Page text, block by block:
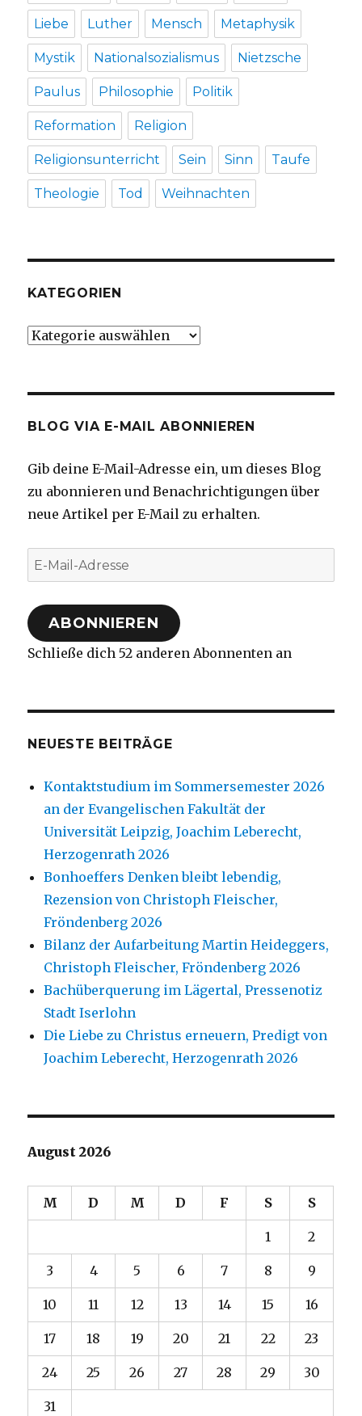
Liebe Luther Mensch Metaphysik
Mystik Nationalsozialismus Nietzsche
Paulus Philosophie Politik
Reformation Religion
Religionsunterricht Sein Sinn Taufe
Theologie Tod Weihnachten
KATEGORIEN
Kategorien
BLOG VIA E-MAIL ABONNIEREN
Gib deine E-Mail-Adresse ein, um dieses Blog
zu abonnieren und Benachrichtigungen über
neue Artikel per E-Mail zu erhalten.
E-
Mail-
Adresse
ABONNIEREN
Schließe dich 52 anderen Abonnenten an
NEUESTE BEITRÄGE
Kontaktstudium im Sommersemester 2026
an der Evangelischen Fakultät der
Universität Leipzig, Joachim Leberecht,
Herzogenrath 2026
Bonhoeffers Denken bleibt lebendig,
Rezension von Christoph Fleischer,
Fröndenberg 2026
Bilanz der Aufarbeitung Martin Heideggers,
Christoph Fleischer, Fröndenberg 2026
Bachüberquerung im Lägertal, Pressenotiz
Stadt Iserlohn
Die Liebe zu Christus erneuern, Predigt von
Joachim Leberecht, Herzogenrath 2026
August 2026
M D M D F S S
1 2
3 4 5 6 7 8 9
10 11 12 13 14 15 16
17 18 19 20 21 22 23
24 25 26 27 28 29 30
31